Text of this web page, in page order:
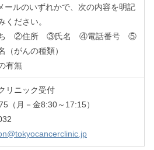
ールのいずれかで、次の内容を明記
ください。
ち ②住所 ③氏名 ④電話番号 ⑤
がんの種類）
有無
リニック受付
（月－金8:30～17:15）